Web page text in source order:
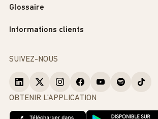
Glossaire
Informations clients
SUIVEZ-NOUS
OBTENIR L'APPLICATION